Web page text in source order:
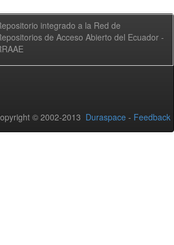
integrado a la Red de
de Acceso Abierto del Ecuador -
© 2002-2013 Duraspace - Feedback